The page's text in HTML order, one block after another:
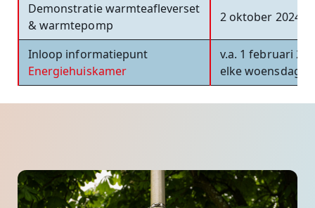
Demonstratie warmteafleverset
& warmtepomp
2 oktober 2024
Inloop informatiepunt
Energiehuiskamer
v.a. 1 februari
elke